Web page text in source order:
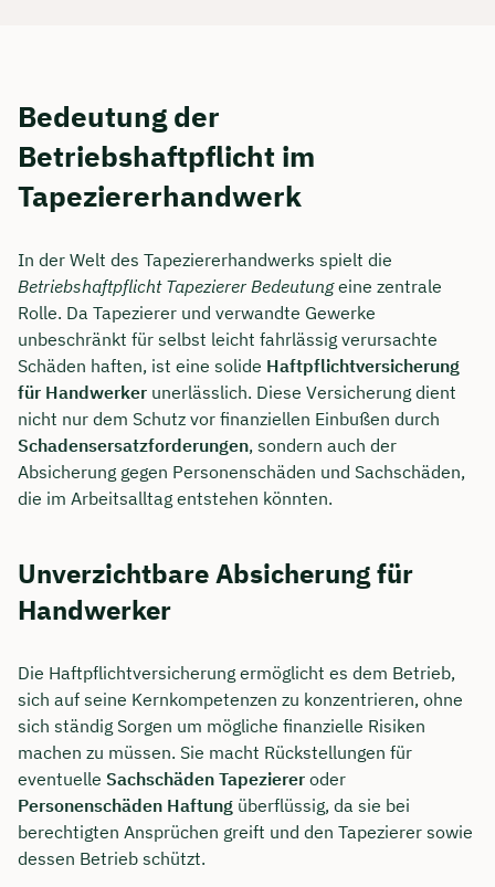
Bedeutung der
Betriebshaftpflicht im
Tapeziererhandwerk
In der Welt des Tapeziererhandwerks spielt die
Betriebshaftpflicht Tapezierer Bedeutungeine zentrale
Rolle. Da Tapezierer und verwandte Gewerke
unbeschränkt für selbst leicht fahrlässig verursachte
Schäden haften, ist eine solide Haftpflichtversicherung
für Handwerker unerlässlich. Diese Versicherung dient
nicht nur dem Schutz vor finanziellen Einbußen durch
Schadensersatzforderungen, sondern auch der
Absicherung gegen Personenschäden und Sachschäden,
die im Arbeitsalltag entstehen könnten.
Unverzichtbare Absicherung für
Handwerker
Die Haftpflichtversicherung ermöglicht es dem Betrieb,
sich auf seine Kernkompetenzen zu konzentrieren, ohne
sich ständig Sorgen um mögliche finanzielle Risiken
machen zu müssen. Sie macht Rückstellungen für
eventuelle Sachschäden Tapezierer oder
Personenschäden Haftung überflüssig, da sie bei
berechtigten Ansprüchen greift und den Tapezierer sowie
dessen Betrieb schützt.